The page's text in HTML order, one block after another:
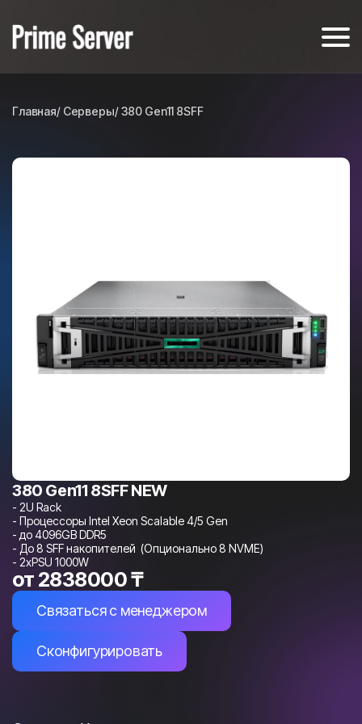
Главная/ Серверы/ 380 Gen11 8SFF
380 Gen11 8SFF NEW
- 2U Rack
- Процессоры Intel Xeon Scalable 4/5 Gen
- до 4096GB DDR5
- До 8 SFF накопителей (Опционально 8 NVME)
- 2xPSU 1000W
от 2838000₸
Связаться с менеджером
Сконфигурировать